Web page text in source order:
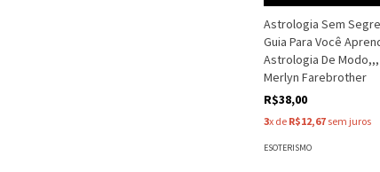
Astrologia Sem
Guia Para Você
Astrologia De Modo,,,
Merlyn Farebrother
R$38,00
3x de R$12,67 sem juros
ESOTERISMO